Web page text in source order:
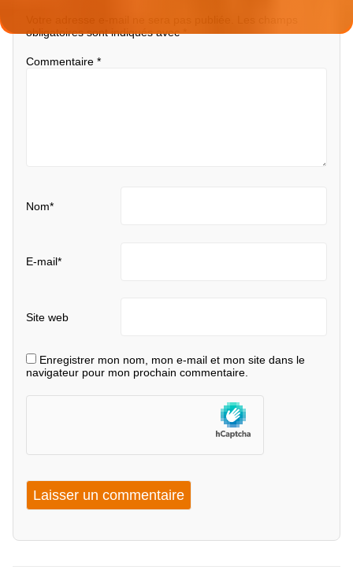
obligatoires sont indiqués avec*
Commentaire *
Nom*
E-mail*
Site web
Enregistrer mon nom, mon e-mail et mon site dans le
navigateur pour mon prochain commentaire.